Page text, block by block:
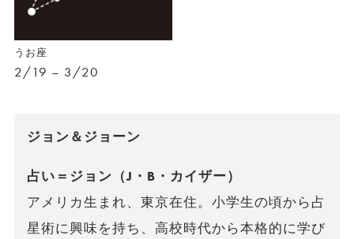
うお座
2/19 – 3/20
ジョン＆ジョーン
占い＝ジョン（J・B・カイザー）
アメリカ生まれ、東京在住。小学生の頃から占
星術に興味を持ち、高校時代から本格的に学び